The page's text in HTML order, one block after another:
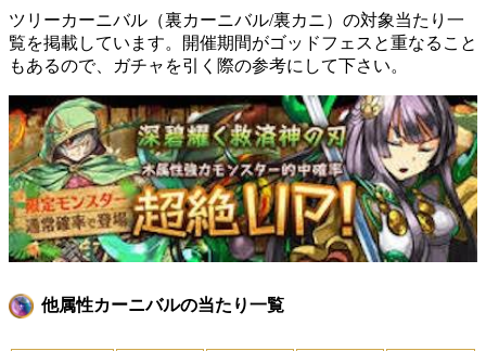
ツリーカーニバル（裏カーニバル/裏カニ）の対象当たり一
覧を掲載しています。開催期間がゴッドフェスと重なること
もあるので、ガチャを引く際の参考にして下さい。
他属性カーニバルの当たり一覧